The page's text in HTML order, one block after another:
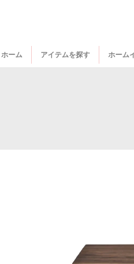
ホーム アイテムを探す ホーム